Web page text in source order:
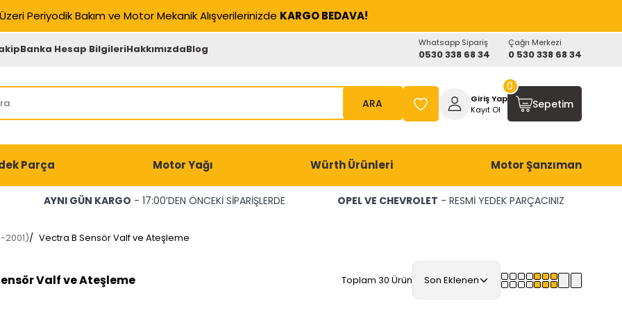
Periyodik Bakım ve Motor Mekanik Alışverilerinizde KARGO BEDAVA!
Banka Hesap BilgileriHakkımızdaBlog Whatsapp Sipariş
0530 338 68 34
Çağrı Merkezi
0 530 338 68 34
ARA
Giriş Yap
Kayıt Ol
Sepetim
0
Parça Motor Yağı Würth Ürünleri Motor Şanzıman
AYNI GÜN KARGO - 17:00’DEN ÖNCEKİ SİPARİŞLERDE OPEL VE CHEVROLET - RESMİ YEDEK PARÇACINIZ
2001)/ Vectra B Sensör Valf ve Ateşleme
Valf ve Ateşleme Toplam 30 Ürün Son Eklenen